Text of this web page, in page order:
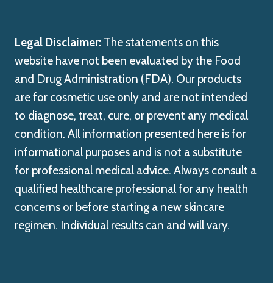
Legal Disclaimer: The statements on this
website have not been evaluated by the Food
and Drug Administration (FDA). Our products
are for cosmetic use only and are not intended
to diagnose, treat, cure, or prevent any medical
condition. All information presented here is for
informational purposes and is not a substitute
for professional medical advice. Always consult a
qualified healthcare professional for any health
concerns or before starting a new skincare
regimen. Individual results can and will vary.